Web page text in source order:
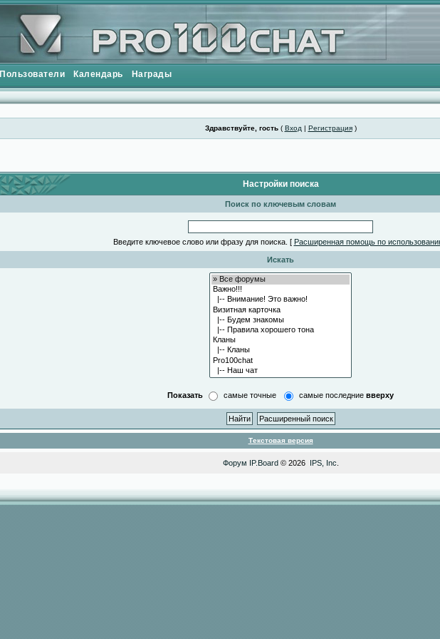
Пользователи Календарь Награды
Здравствуйте, гость( Вход | Регистрация)
Настройки поиска
Поиск по ключевым словам
Введите ключевое слово или фразу для поиска. [ Расширенная помощь по
Искать
Показать самые точные самые последние вверху
Текстовая версия
Форум IP.Board© 2026 IPS, Inc